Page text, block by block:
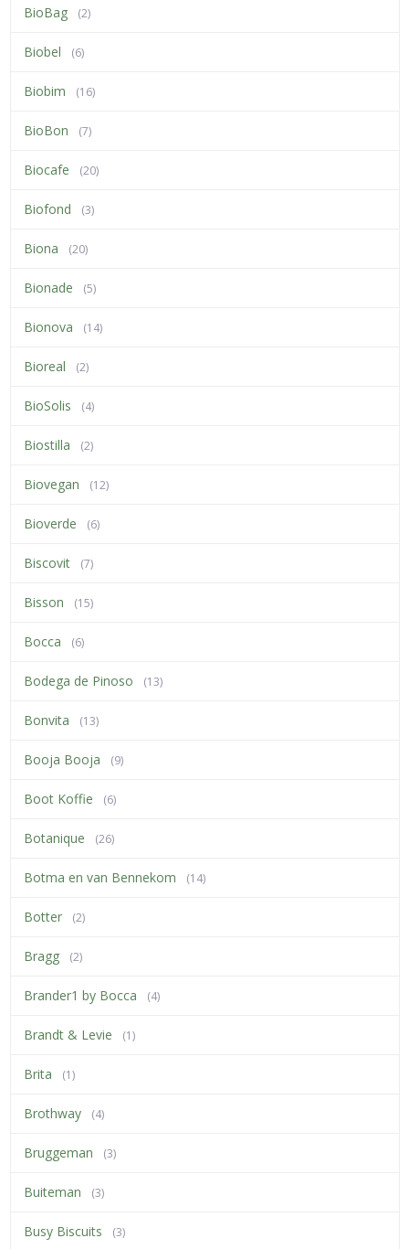
BioBag (2)
Biobel (6)
Biobim (16)
BioBon (7)
Biocafe (20)
Biofond (3)
Biona (20)
Bionade (5)
Bionova (14)
Bioreal (2)
BioSolis (4)
Biostilla (2)
Biovegan (12)
Bioverde (6)
Biscovit (7)
Bisson (15)
Bocca (6)
Bodega de Pinoso (13)
Bonvita (13)
Booja Booja (9)
Boot Koffie (6)
Botanique (26)
Botma en van Bennekom (14)
Botter (2)
Bragg (2)
Brander1 by Bocca (4)
Brandt & Levie (1)
Brita (1)
Brothway (4)
Bruggeman (3)
Buiteman (3)
Busy Biscuits (3)